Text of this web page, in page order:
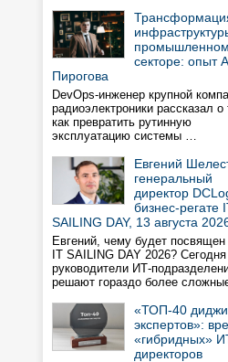
промышленном
секторе: опыт
Пирогова
DevOps-инженер крупной
радиоэлектроники рассказал о
как превратить рутинную
эксплуатацию системы …
Евгений
генеральный
директор
бизнес-регате
SAILING DAY, 13 августа
Евгений, чему будет посвящен
IT SAILING DAY 2026? Сегодня
руководители ИТ-
решают гораздо более
«ТОП-40
экспертов»:
«гибридных»
директоров